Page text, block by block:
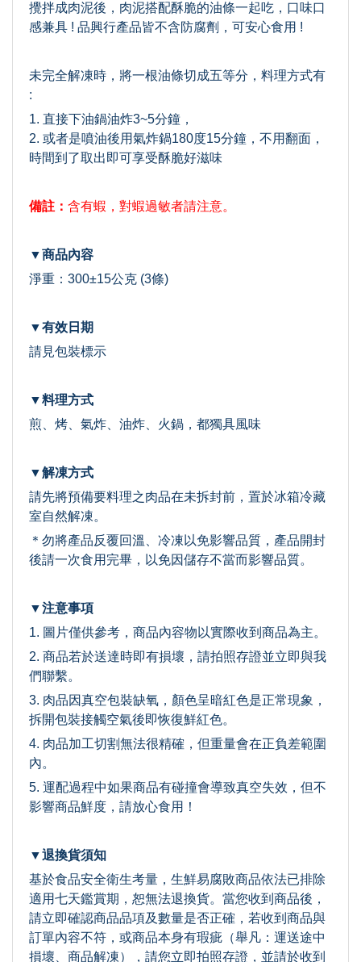
攪拌成肉泥後，肉泥搭配酥脆的油條一起吃，口味口
感兼具 ! 品興行產品皆不含防腐劑，可安心食用 !
未完全解凍時，將一根油條切成五等分，料理方式有
:
1. 直接下油鍋油炸3~5分鐘，
2. 或者是噴油後用氣炸鍋180度15分鐘，不用翻面，
時間到了取出即可享受酥脆好滋味
備註： 含有蝦，對蝦過敏者請注意。
▼商品內容
淨重：300±15公克 (3條)
▼有效日期
請見包裝標示
▼料理方式
煎、烤、氣炸、油炸、火鍋，都獨具風味
▼解凍方式
請先將預備要料理之肉品在未拆封前，置於冰箱冷藏
室自然解凍。
＊勿將產品反覆回溫、冷凍以免影響品質，產品開封
後請一次食用完畢，以免因儲存不當而影響品質。
▼注意事項
1. 圖片僅供參考，商品內容物以實際收到商品為主。
2. 商品若於送達時即有損壞，請拍照存證並立即與我
們聯繫。
3. 肉品因真空包裝缺氧，顏色呈暗紅色是正常現象，
拆開包裝接觸空氣後即恢復鮮紅色。
4. 肉品加工切割無法很精確，但重量會在正負差範圍
內。
5. 運配過程中如果商品有碰撞會導致真空失效，但不
影響商品鮮度，請放心食用！
▼退換貨須知
基於食品安全衛生考量，生鮮易腐敗商品依法已排除
適用七天鑑賞期，恕無法退換貨。當您收到商品後，
請立即確認商品品項及數量是否正確，若收到商品與
訂單內容不符，或商品本身有瑕疵（舉凡：運送途中
損壞、商品解凍），請您立即拍照存證，並請於收到